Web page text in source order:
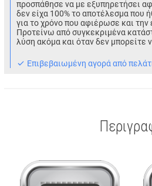
προσπάθησε να με εξυπηρετήσει
δεν είχα 100% το αποτέλεσμα που
για το χρόνο που αφιέρωσε και
Προτείνω από συγκεκριμένα
λύση ακόμα και όταν δεν μπορείτε
Eπιβεβαιωμένη αγορά από